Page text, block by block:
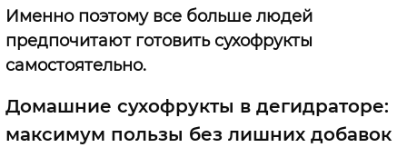
Именно поэтому все больше людей
предпочитают готовить сухофрукты
самостоятельно.
Домашние сухофрукты в дегидраторе:
максимум пользы без лишних добавок